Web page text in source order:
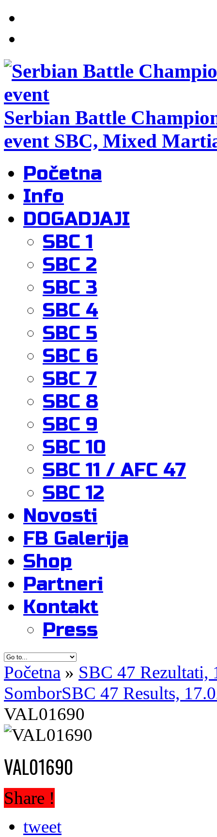
Serbian Battle
event SBC, Mixed
Početna
Info
DOGADJAJI
SBC 1
SBC 2
SBC 3
SBC 4
SBC 5
SBC 6
SBC 7
SBC 8
SBC 9
SBC 10
SBC 11 / AFC 47
SBC 12
Novosti
FB Galerija
Shop
Partneri
Kontakt
Press
Početna » SBC 47 Rezultati,
SomborSBC 47 Results,
VAL01690
VAL01690
Share !
tweet